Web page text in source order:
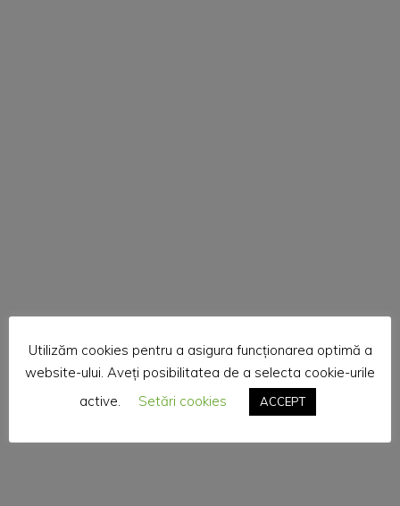
Utilizăm cookies pentru a asigura funcționarea optimă a
website-ului. Aveți posibilitatea de a selecta cookie-urile
active.
Setări cookies ACCEPT